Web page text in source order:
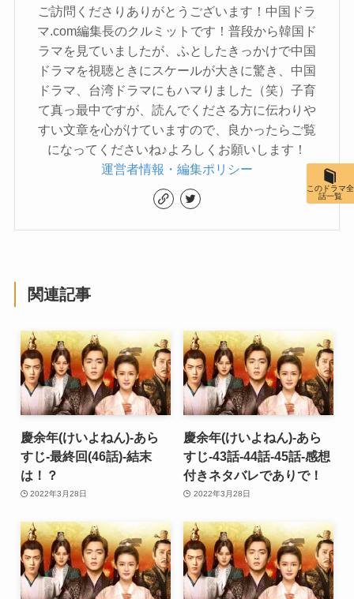
ご訪問くださりありがとうございます！中国ドラ
マ.com編集長のクルミットです！普段から韓国ド
ラマを見ていましたが、ふとしたきっかけで中国
ドラマを視聴ときにスケールが大きに驚き、中国
ドラマ、台湾ドラマにもハマりました（笑）子育
て真っ最中ですが、読んでくださる方に伝わりや
すい文章を心がけていますので、良かったらご覧
になってくださいね♪よろしくお願いします！
運営者情報・編集ポリシー
関連記事
慶余年(けいよねん)-あら
すじ-最終回(46話)-結末
は！？
2022年3月28日
慶余年(けいよねん)-あら
すじ-43話-44話-45話-感想
付きネタバレでありで！
2022年3月28日
このドラマ全
話一覧